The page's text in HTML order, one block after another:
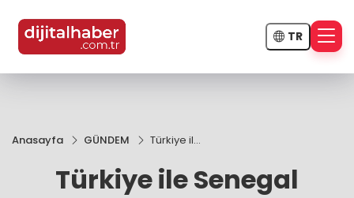
TR
Anasayfa GÜNDEM
Türkiye ile
arasında
4
Türkiye ile Senegal